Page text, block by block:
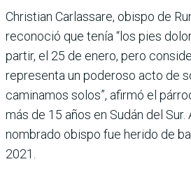
Christian Carlassare, obispo de
reconoció que tenía “los pies
partir, el 25 de enero, pero
representa un poderoso acto de
caminamos solos”, afirmó el
más de 15 años en Sudán del
nombrado obispo fue herido de
2021.